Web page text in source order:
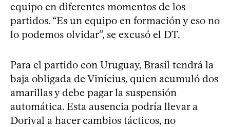
equipo en diferentes momentos de los
partidos. “Es un equipo en formación y eso no
lo podemos olvidar”, se excusó el DT.
Para el partido con Uruguay, Brasil tendrá la
baja obligada de Vinícius, quien acumuló dos
amarillas y debe pagar la suspensión
automática. Esta ausencia podría llevar a
Dorival a hacer cambios tácticos, no